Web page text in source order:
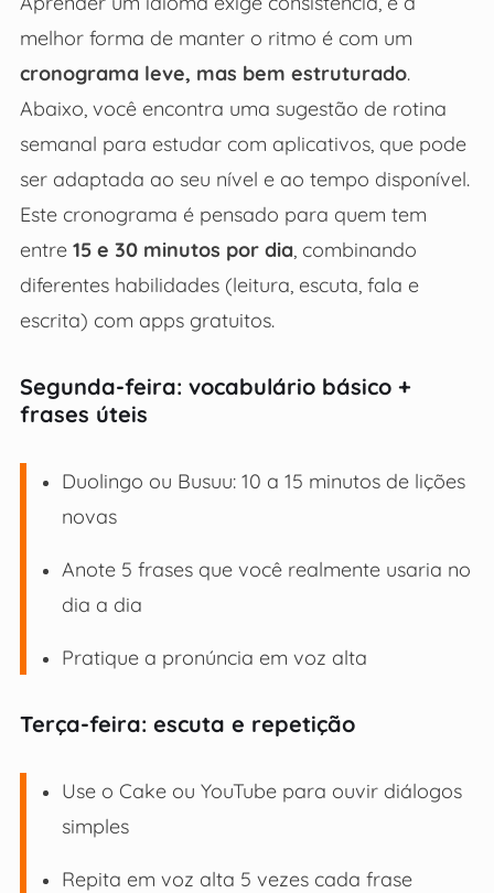
melhor forma de manter o ritmo é com um
cronograma leve, mas bem estruturado.
Abaixo, você encontra uma sugestão de rotina
semanal para estudar com aplicativos, que pode
ser adaptada ao seu nível e ao tempo disponível.
Este cronograma é pensado para quem tem
entre 15 e 30 minutos por dia, combinando
diferentes habilidades (leitura, escuta, fala e
escrita) com apps gratuitos.
Segunda-feira: vocabulário básico +
frases úteis
Duolingo ou Busuu: 10 a 15 minutos de lições
novas
Anote 5 frases que você realmente usaria no
dia a dia
Pratique a pronúncia em voz alta
Terça-feira: escuta e repetição
Use o Cake ou YouTube para ouvir diálogos
simples
Repita em voz alta 5 vezes cada frase